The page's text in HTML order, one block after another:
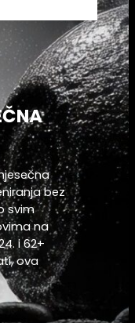
bez
svim
na
i 62+
ova